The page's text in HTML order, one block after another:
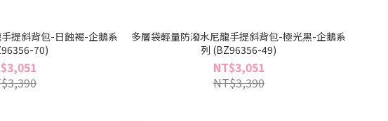
提斜背包-日蝕褐-企鵝系
70)
多層袋輕量防潑水尼龍手提斜背包-極光黑-企鵝系
列 (BZ96356-49)
NT$3,051
NT$3,390